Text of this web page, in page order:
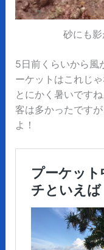
砂にも影
5日前くらいから風
ーケットはこれじ
とにかく暑いです
客は多かったです
よ！